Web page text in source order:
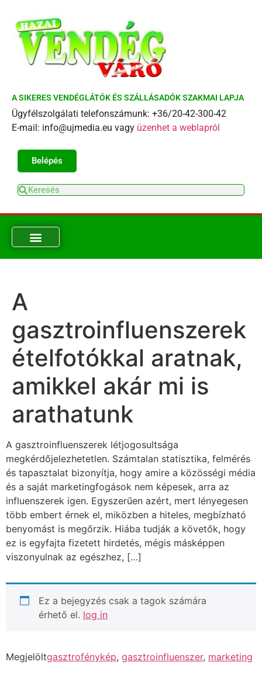
A SIKERES VENDÉGLÁTÓK ÉS SZÁLLÁSADÓK SZAKMAI LAPJA
Ügyfélszolgálati telefonszámunk: +36/20-42-300-42
E-mail: info@ujmedia.eu vagy üzenhet a weblapról
Belépés
A
gasztroinfluenszerek
ételfotókkal aratnak,
amikkel akár mi is
arathatunk
A gasztroinfluenszerek létjogosultsága
megkérdőjelezhetetlen. Számtalan statisztika, felmérés
és tapasztalat bizonyítja, hogy amire a közösségi média
és a saját marketingfogások nem képesek, arra az
influenszerek igen. Egyszerűen azért, mert lényegesen
több embert érnek el, miközben a hiteles, megbízható
benyomást is megőrzik. Hiába tudják a követők, hogy
ez is egyfajta fizetett hirdetés, mégis másképpen
viszonyulnak az egészhez, […]
Ez a bejegyzés csak a tagok számára
érhető el. log in
Megjelöltgasztrofénykép, gasztroinfluenszer, marketing